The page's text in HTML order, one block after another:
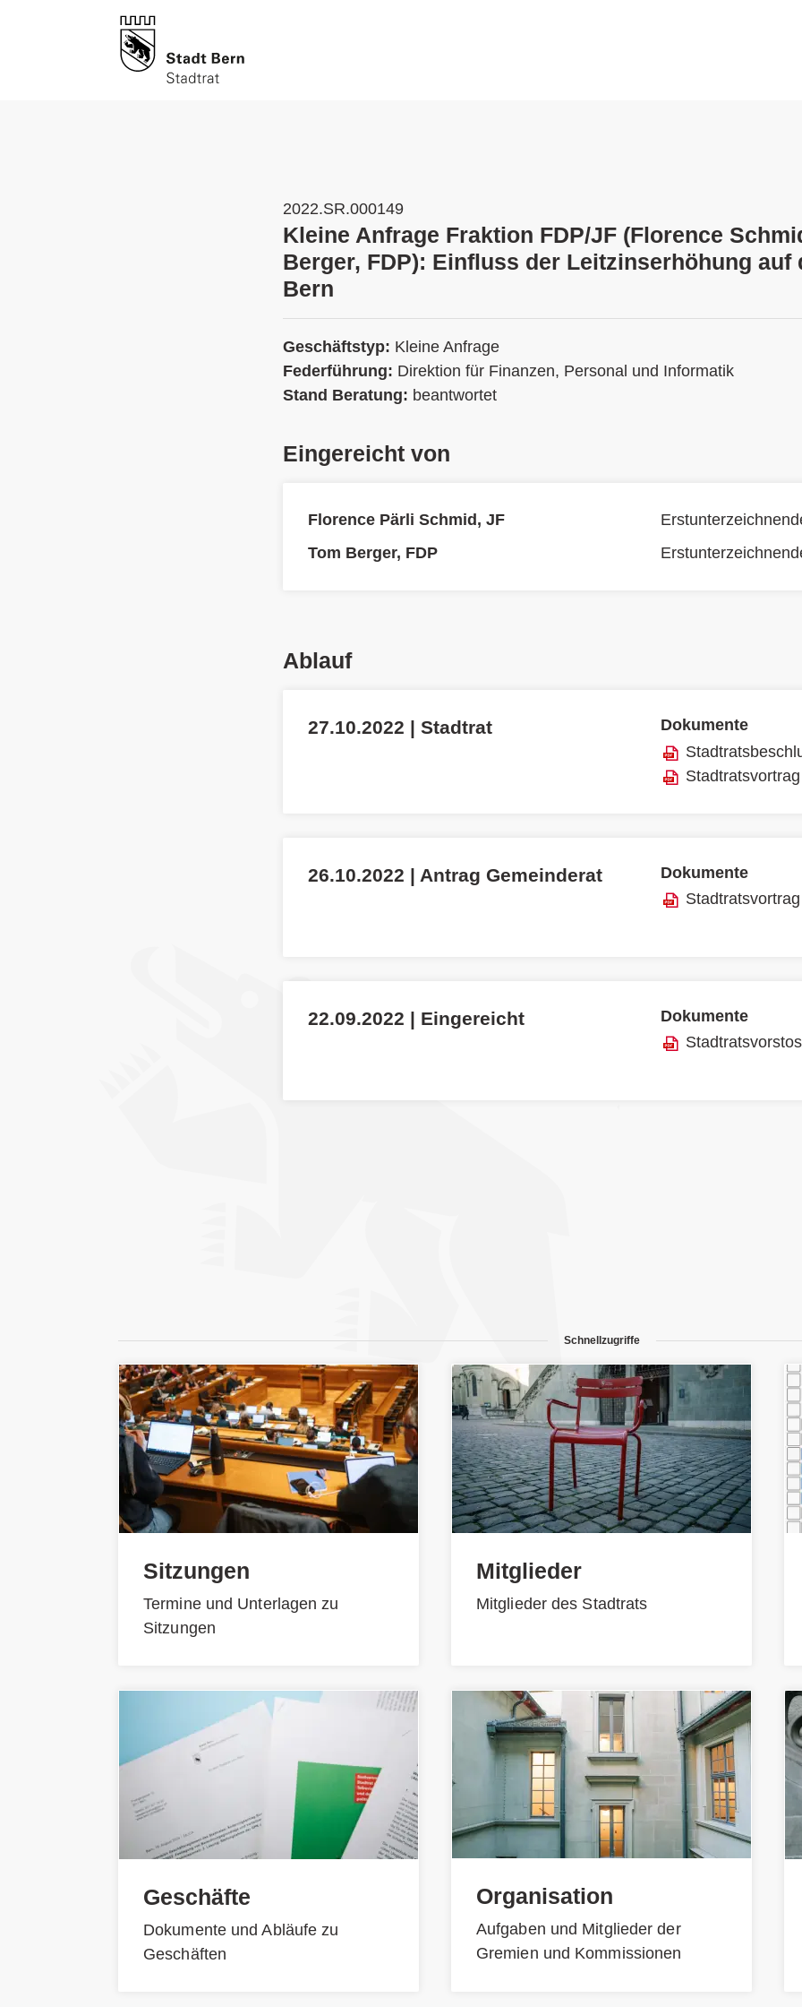
2022.SR.000149
Kleine Anfrage Fraktion FDP/JF (Florence
Berger, FDP): Einfluss der Leitzinserhöhung auf
Bern
Geschäftstyp: Kleine Anfrage
Federführung: Direktion für Finanzen, Personal und Informatik
Stand Beratung: beantwortet
Eingereicht von
Florence Pärli Schmid, JF
Tom Berger, FDP
Ablauf
27.10.2022 | Stadtrat
Dokumente
Stadtratsvortrag
26.10.2022 | Antrag Gemeinderat
Dokumente
Stadtratsvortrag
22.09.2022 | Eingereicht
Dokumente
Schnellzugriffe
Sitzungen
Termine und Unterlagen zu
Sitzungen
Geschäfte
Dokumente und Abläufe zu
Geschäften
Mitglieder
Mitglieder des Stadtrats
Organisation
Aufgaben und Mitglieder der
Gremien und Kommissionen